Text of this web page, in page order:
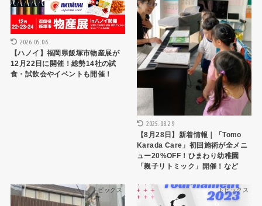
2026.05.06
【ハノイ】福岡県飯塚市物産展が
12月22日に開催！総勢14社の試
食・試飲会やイベントも開催！
2025.08.29
【8月28日】新着情報｜「Tomo
Karada Care」初回施術が全メニ
ュー20%OFF！ひまわり幼稚園
「親子リトミック」開催！など
トピックス トピックス